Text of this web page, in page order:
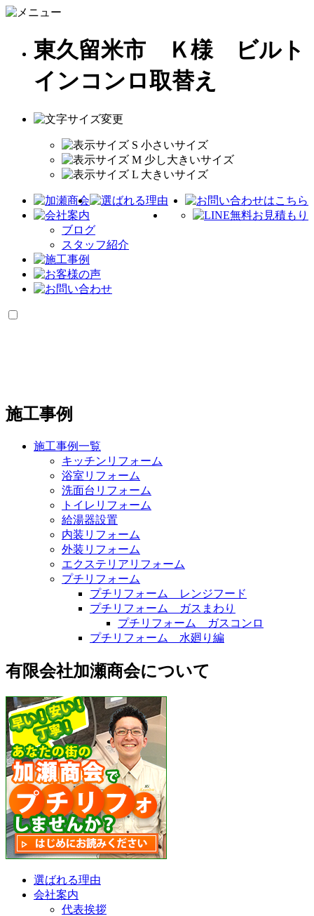
東久留米市 Ｋ様 ビルト
インコンロ取替え
ブログ
スタッフ紹介
施工事例
施工事例一覧
キッチンリフォーム
浴室リフォーム
洗面台リフォーム
トイレリフォーム
給湯器設置
内装リフォーム
外装リフォーム
エクステリアリフォーム
プチリフォーム
プチリフォーム レンジフード
プチリフォーム ガスまわり
プチリフォーム ガスコンロ
プチリフォーム 水廻り編
有限会社加瀬商会について
選ばれる理由
会社案内
代表挨拶